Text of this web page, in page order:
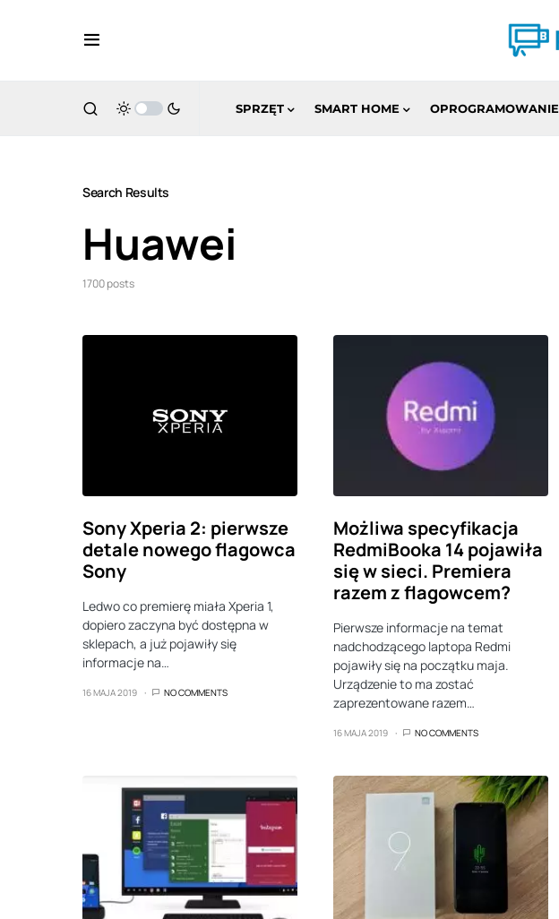
SPRZĘT SMART HOME OPROGRAMOWANIE
Search Results
Huawei
1700 posts
Sony Xperia 2: pierwsze
detale nowego flagowca
Sony
Ledwo co premierę miała Xperia 1,
dopiero zaczyna być dostępna w
sklepach, a już pojawiły się
informacje na…
16 MAJA 2019 NO COMMENTS
Możliwa specyfikacja
RedmiBooka 14 pojawiła
się w sieci. Premiera
razem z flagowcem?
Pierwsze informacje na temat
nadchodzącego laptopa Redmi
pojawiły się na początku maja.
Urządzenie to ma zostać
zaprezentowane razem…
16 MAJA 2019 NO COMMENTS